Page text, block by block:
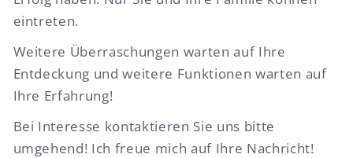
eintreten.
Weitere Überraschungen warten auf Ihre
Entdeckung und weitere Funktionen warten auf
Ihre Erfahrung!
Bei Interesse kontaktieren Sie uns bitte
umgehend! Ich freue mich auf Ihre Nachricht!